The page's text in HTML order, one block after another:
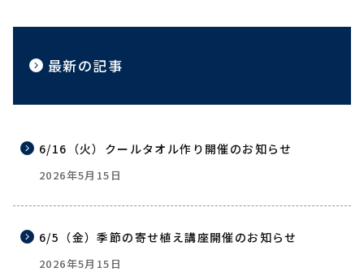
最新の記事
6/16（火）クールタオル作り開催のお知らせ
2026年5月15日
6/5（金）季節の寄せ植え講座開催のお知らせ
2026年5月15日